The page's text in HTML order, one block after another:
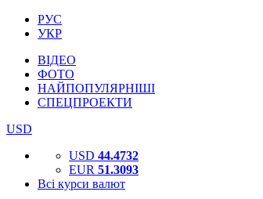
РУС
УКР
ВІДЕО
ФОТО
НАЙПОПУЛЯРНІШІ
СПЕЦПРОЕКТИ
USD
USD 44.4732
EUR 51.3093
Всі курси валют